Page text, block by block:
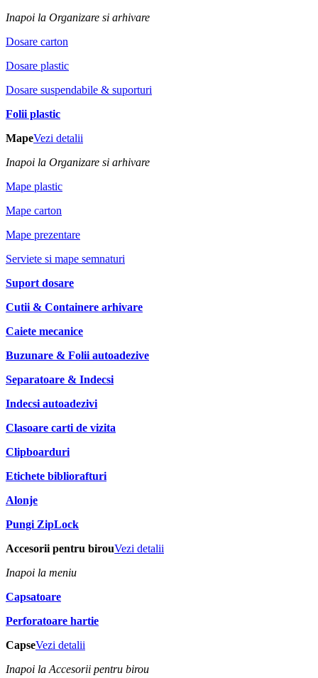
Inapoi la Organizare si arhivare
Dosare carton
Dosare plastic
Dosare suspendabile & suporturi
Folii plastic
MapeVezi detalii
Inapoi la Organizare si arhivare
Mape plastic
Mape carton
Mape prezentare
Serviete si mape semnaturi
Suport dosare
Cutii & Containere arhivare
Caiete mecanice
Buzunare & Folii autoadezive
Separatoare & Indecsi
Indecsi autoadezivi
Clasoare carti de vizita
Clipboarduri
Etichete bibliorafturi
Alonje
Pungi ZipLock
Accesorii pentru birouVezi detalii
Inapoi la meniu
Capsatoare
Perforatoare hartie
CapseVezi detalii
Inapoi la Accesorii pentru birou